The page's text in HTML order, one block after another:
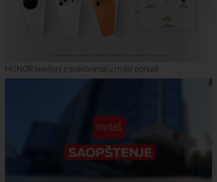
HONOR telefoni s poklonima u m:tel ponudi